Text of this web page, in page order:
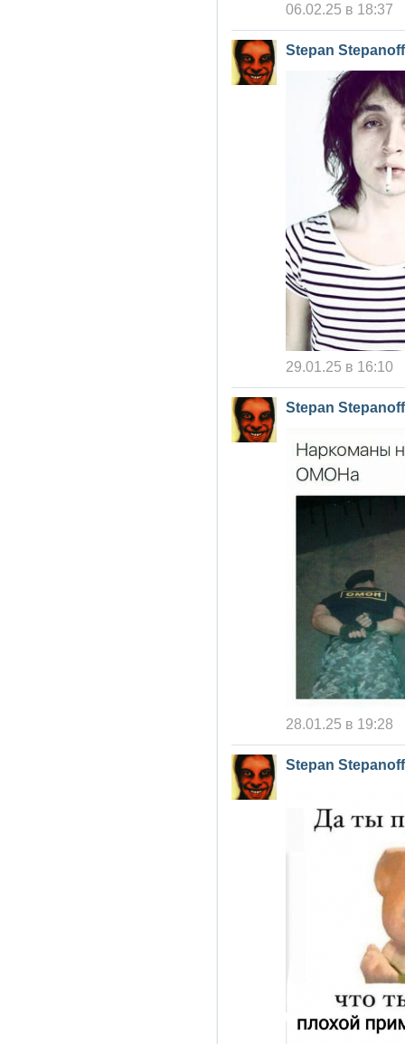
06.02.25 в 18:37
Stepan Stepanoff
29.01.25 в 16:10
Stepan Stepanoff
28.01.25 в 19:28
Stepan Stepanoff